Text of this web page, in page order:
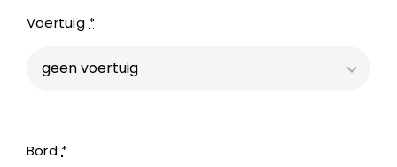
Voertuig *
Bord *